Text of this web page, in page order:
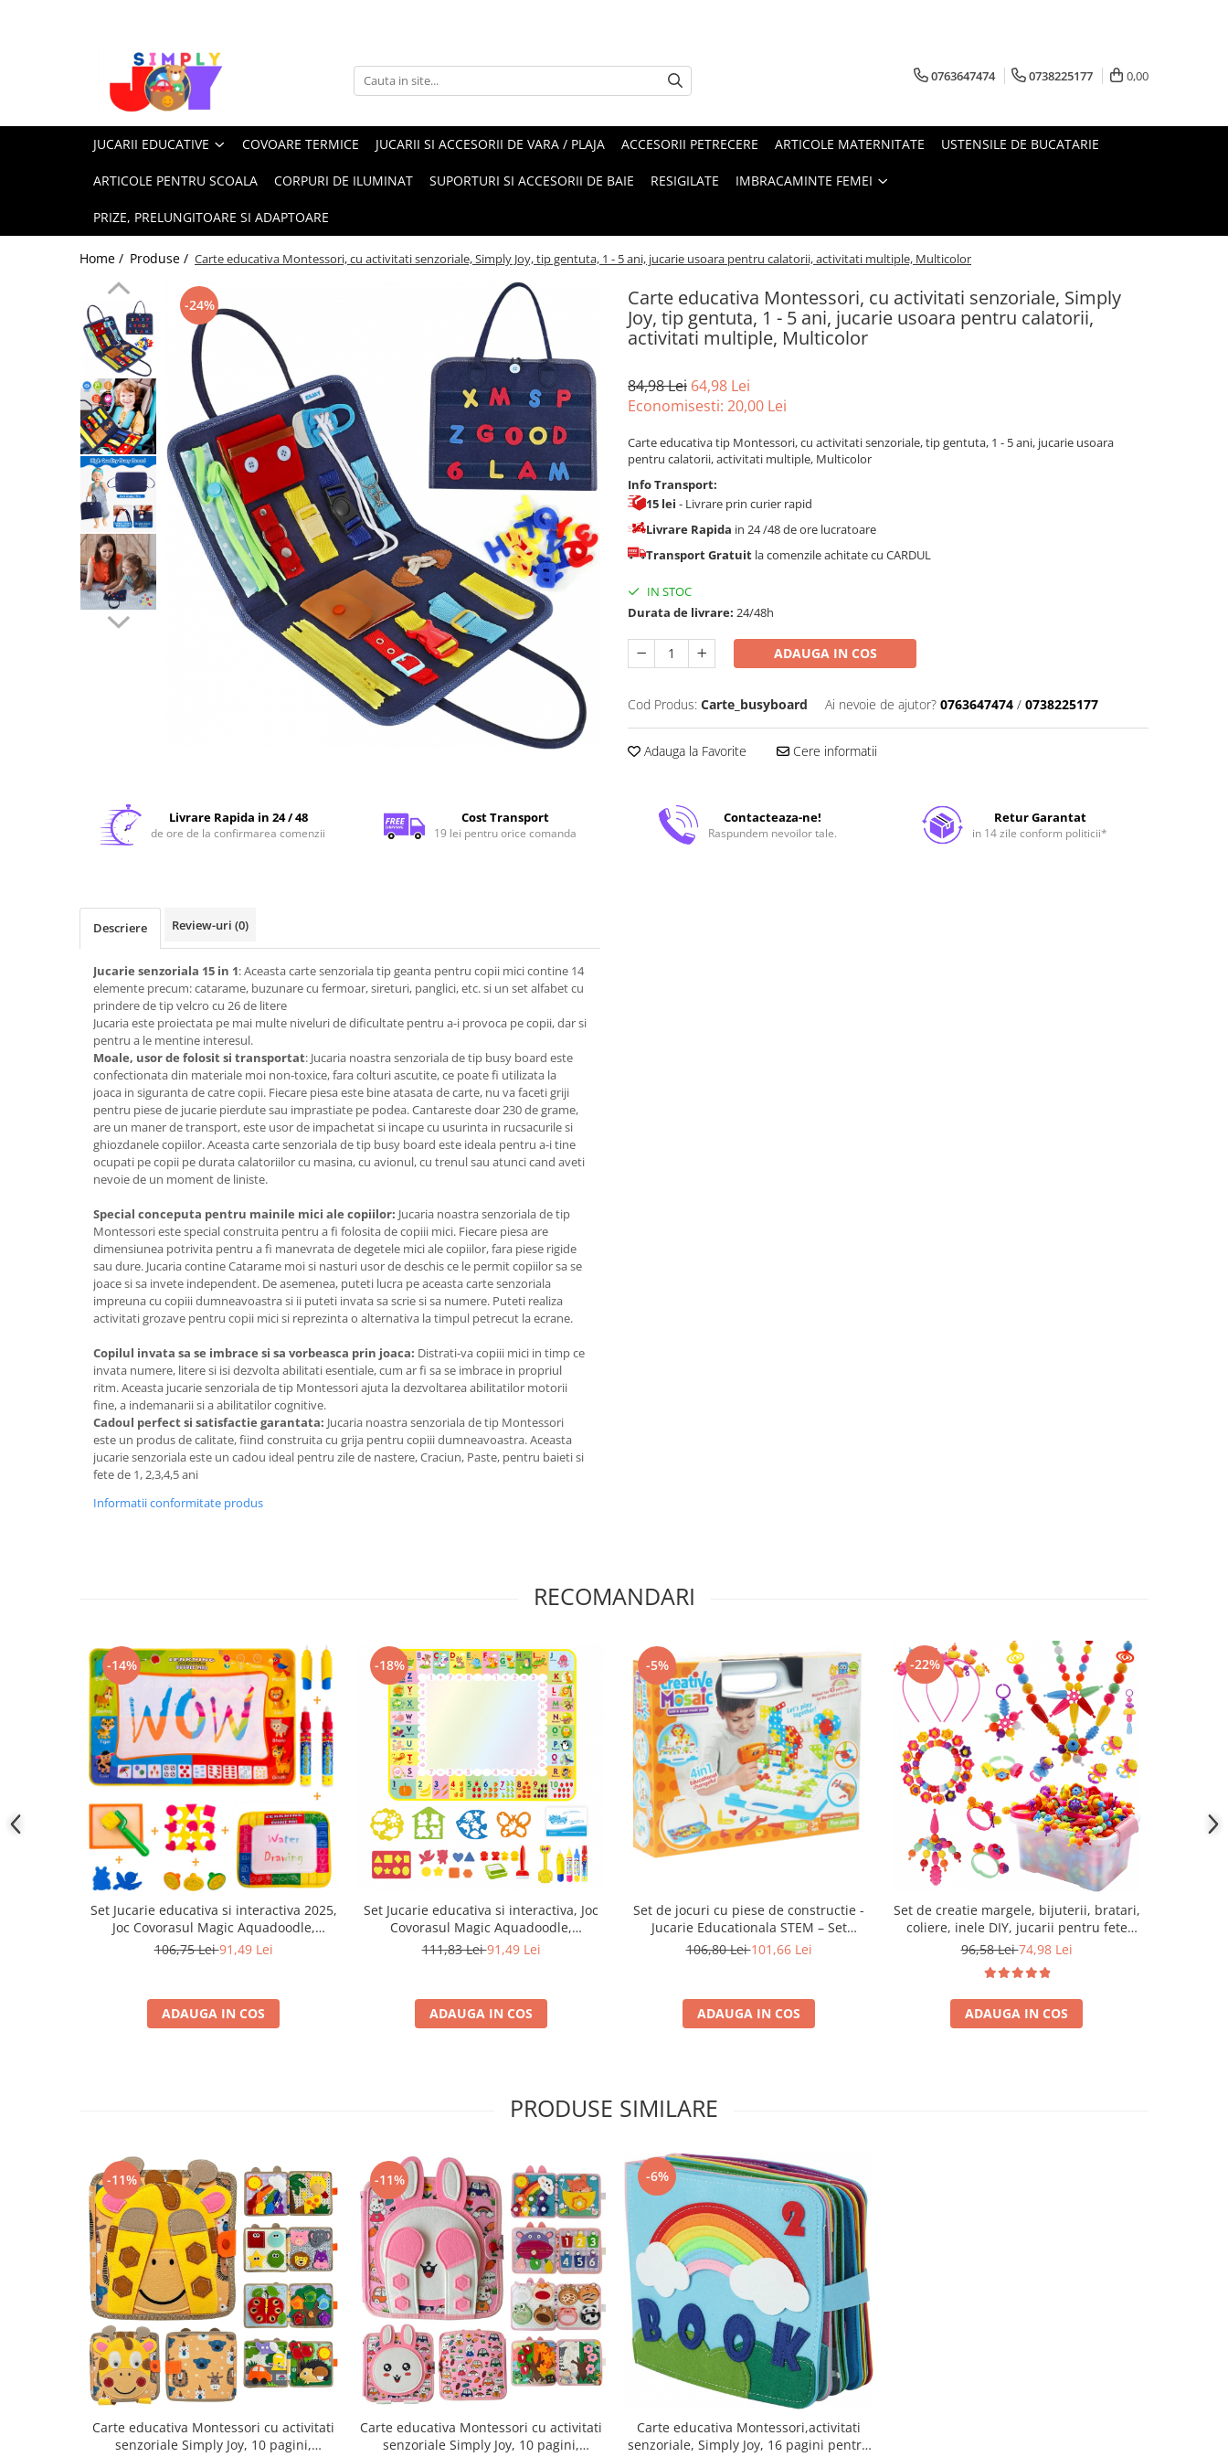
Jucarii bebelusi
Frumusete, bijuterii, accesorii
Stickere, Abtibilduri, Autocolante
Imbracaminte femei
Costume de baie
Lenjerie intima
Sosete dama
0763647474 0738225177 0,00
JUCARII EDUCATIVE COVOARE TERMICE JUCARII SI ACCESORII DE VARA / PLAJA ACCESORII PETRECERE ARTICOLE MATERNITATE USTENSILE DE BUCATARIE
ARTICOLE PENTRU SCOALA CORPURI DE ILUMINAT SUPORTURI SI ACCESORII DE BAIE RESIGILATE IMBRACAMINTE FEMEI
PRIZE, PRELUNGITOARE SI ADAPTOARE
Home / Produse / Carte educativa Montessori, cu activitati senzoriale, Simply Joy, tip gentuta, 1 - 5 ani, jucarie usoara pentru calatorii, activitati multiple, Multicolor
Carte educativa Montessori, cu activitati senzoriale, Simply
Joy, tip gentuta, 1 - 5 ani, jucarie usoara pentru calatorii,
activitati multiple, Multicolor
-24%
84,98 Lei 64,98 Lei
Economisesti: 20,00 Lei
Carte educativa tip Montessori, cu activitati senzoriale, tip gentuta, 1 - 5 ani, jucarie usoara
pentru calatorii, activitati multiple, Multicolor
Info Transport:
15 lei - Livrare prin curier rapid
Livrare Rapida in 24 /48 de ore lucratoare
Transport Gratuit la comenzile achitate cu CARDUL
IN STOC
Durata de livrare: 24/48h
ADAUGA IN COS
Cod Produs: Carte_busyboard Ai nevoie de ajutor? 0763647474 / 0738225177
Adauga la Favorite Cere informatii
Livrare Rapida in 24 / 48
de ore de la confirmarea comenzii
Cost Transport
19 lei pentru orice comanda
Contacteaza-ne!
Raspundem nevoilor tale.
Retur Garantat
in 14 zile conform politicii*
Descriere Review-uri (0)
Jucarie senzoriala 15 in 1: Aceasta carte senzoriala tip geanta pentru copii mici contine 14
elemente precum: catarame, buzunare cu fermoar, sireturi, panglici, etc. si un set alfabet cu
prindere de tip velcro cu 26 de litere
Jucaria este proiectata pe mai multe niveluri de dificultate pentru a-i provoca pe copii, dar si
pentru a le mentine interesul.
Moale, usor de folosit si transportat: Jucaria noastra senzoriala de tip busy board este
confectionata din materiale moi non-toxice, fara colturi ascutite, ce poate fi utilizata la
joaca in siguranta de catre copii. Fiecare piesa este bine atasata de carte, nu va faceti griji
pentru piese de jucarie pierdute sau imprastiate pe podea. Cantareste doar 230 de grame,
are un maner de transport, este usor de impachetat si incape cu usurinta in rucsacurile si
ghiozdanele copiilor. Aceasta carte senzoriala de tip busy board este ideala pentru a-i tine
ocupati pe copii pe durata calatoriilor cu masina, cu avionul, cu trenul sau atunci cand aveti
nevoie de un moment de liniste.
Special conceputa pentru mainile mici ale copiilor: Jucaria noastra senzoriala de tip
Montessori este special construita pentru a fi folosita de copiii mici. Fiecare piesa are
dimensiunea potrivita pentru a fi manevrata de degetele mici ale copiilor, fara piese rigide
sau dure. Jucaria contine Catarame moi si nasturi usor de deschis ce le permit copiilor sa se
joace si sa invete independent. De asemenea, puteti lucra pe aceasta carte senzoriala
impreuna cu copiii dumneavoastra si ii puteti invata sa scrie si sa numere. Puteti realiza
activitati grozave pentru copii mici si reprezinta o alternativa la timpul petrecut la ecrane.
Copilul invata sa se imbrace si sa vorbeasca prin joaca: Distrati-va copiii mici in timp ce
invata numere, litere si isi dezvolta abilitati esentiale, cum ar fi sa se imbrace in propriul
ritm. Aceasta jucarie senzoriala de tip Montessori ajuta la dezvoltarea abilitatilor motorii
fine, a indemanarii si a abilitatilor cognitive.
Cadoul perfect si satisfactie garantata: Jucaria noastra senzoriala de tip Montessori
este un produs de calitate, fiind construita cu grija pentru copiii dumneavoastra. Aceasta
jucarie senzoriala este un cadou ideal pentru zile de nastere, Craciun, Paste, pentru baieti si
fete de 1, 2,3,4,5 ani
Informatii conformitate produs
RECOMANDARI
-14%
Set Jucarie educativa si interactiva 2025,
Joc Covorasul Magic Aquadoodle,
Coloreaza,Deseneaza, Picteaza cu Apa,
106,75 Lei91,49 Lei
ADAUGA IN COS
-18%
Set Jucarie educativa si interactiva, Joc
Covorasul Magic Aquadoodle,
Coloreaza,Deseneaza, Picteaza cu Apa,
111,83 Lei91,49 Lei
ADAUGA IN COS
-5%
Set de jocuri cu piese de constructie -
Jucarie Educationala STEM – Set
bormasina magica si surubelnita pentru
ani
106,80 Lei101,66 Lei
ADAUGA IN COS
-22%
Set de creatie margele, bijuterii, bratari,
coliere, inele DIY, jucarii pentru fete
3,4,5,6,7,8 ani, + 750 piese, multicolor
96,58 Lei74,98 Lei
ADAUGA IN COS
PRODUSE SIMILARE
-11%
Carte educativa Montessori cu activitati
senzoriale Simply Joy, 10 pagini,
-11%
Carte educativa Montessori cu activitati
senzoriale Simply Joy, 10 pagini,
-6%
Carte educativa Montessori,activitati
senzoriale, Simply Joy, 16 pagini pentru